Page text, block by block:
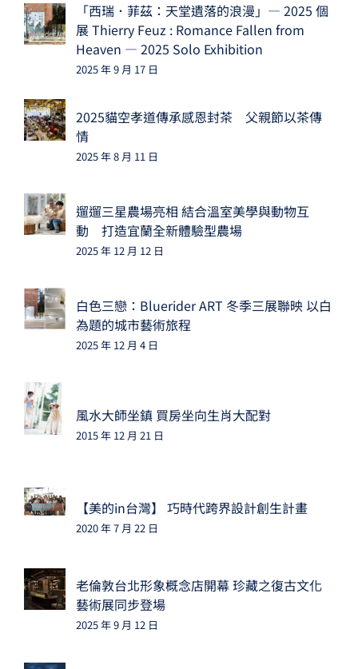
「西瑞．菲茲：天堂遺落的浪漫」— 2025 個
展 Thierry Feuz : Romance Fallen from
Heaven — 2025 Solo Exhibition
2025 年 9 月 17 日
2025貓空孝道傳承感恩封茶 父親節以茶傳
情
2025 年 8 月 11 日
遛遛三星農場亮相 結合溫室美學與動物互
動 打造宜蘭全新體驗型農場
2025 年 12 月 12 日
白色三戀：Bluerider ART 冬季三展聯映 以白
為題的城市藝術旅程
2025 年 12 月 4 日
風水大師坐鎮 買房坐向生肖大配對
2015 年 12 月 21 日
【美的in台灣】 巧時代跨界設計創生計畫
2020 年 7 月 22 日
老倫敦台北形象概念店開幕 珍藏之復古文化
藝術展同步登場
2025 年 9 月 12 日